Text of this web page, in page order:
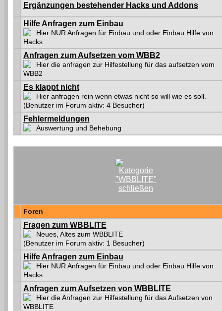
Ergänzungen bestehender Hacks und Addons
Hilfe Anfragen zum Einbau
Hier NUR Anfragen für Einbau und oder Einbau Hilfe von
Hacks
Anfragen zum Aufsetzen vom WBB2
Hier die anfragen zur Hilfestellung für das aufsetzen vom
WBB2
Es klappt nicht
Hier anfragen rein wenn etwas nicht so will wie es soll.
(Benutzer im Forum aktiv: 4 Besucher)
Fehlermeldungen
Auswertung und Behebung
Foren
Fragen zum WBBLITE
Neues, Altes zum WBBLITE
(Benutzer im Forum aktiv: 1 Besucher)
Hilfe Anfragen zum Einbau
Hier NUR Anfragen für Einbau und oder Einbau Hilfe von
Hacks
Anfragen zum Aufsetzen von WBBLITE
Hier die Anfragen zur Hilfestellung für das Aufsetzen von
WBBLITE